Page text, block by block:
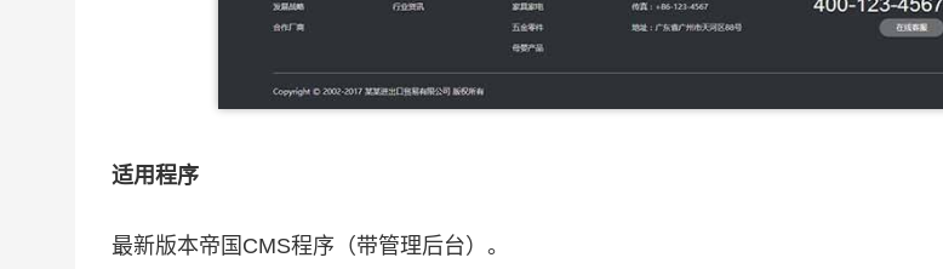
适用程序
最新版本帝国CMS程序（带管理后台）。